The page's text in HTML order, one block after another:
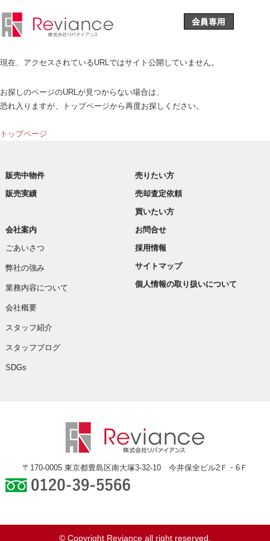
現在、アクセスされているURLではサイト公開していません。
お探しのページのURLが見つからない場合は、
恐れ入りますが、トップページから再度お探しください。
トップページ
販売中物件
販売実績
売りたい方
売却査定依頼
買いたい方
会社案内
ごあいさつ
弊社の強み
業務内容について
会社概要
スタッフ紹介
スタッフブログ
SDGs
お問合せ
採用情報
サイトマップ
個人情報の取り扱いについて
〒170-0005 東京都豊島区南大塚3-32-10 今井保全ビル2Ｆ・6Ｆ
© Copyright Reviance all right reserved.